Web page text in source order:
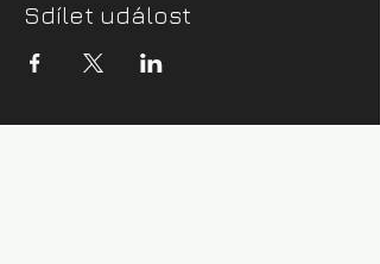
Sdílet událost